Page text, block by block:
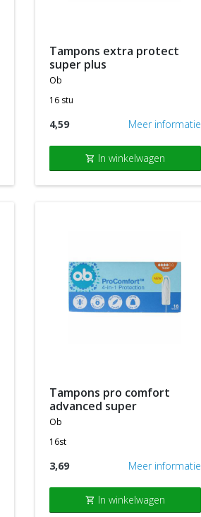
tampons extra protect
super plus
ob
16 stu
4,59 Meer informatie
shopping_cart In winkelwagen
tampons pro comfort
advanced super
ob
16st
3,69 Meer informatie
shopping_cart In winkelwagen